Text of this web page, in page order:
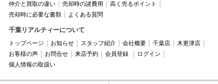
仲介と買取の違い
売却時の諸費用
高く売るポイント
売却時に必要な書類
よくある質問
千葉リアルティーについて
トップページ お知らせ スタッフ紹介 会社概要 千葉店
木更津店
お客様の声
お問合せ 来店予約 会員登録
ログイン
個人情報の取扱い